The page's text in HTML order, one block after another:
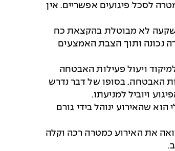
במטרה לסכל פיגועים אפשריים. אין
השקעה לא מבוטלת בהקצאת כח
נכונה ותוך הצבת האמצעים
ויעול פעילות האבטחה
האבטחה. בסופו של דבר נדרש
ויוביל למניעתו.
שהאירוע ינוהל בידי גורם
את האירוע כמטרה רכה וקלה